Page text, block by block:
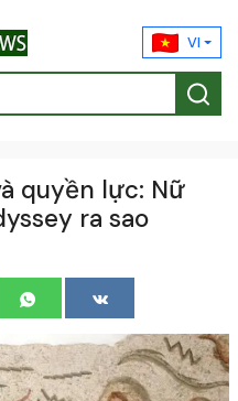
VI
quyền lực: Nữ
ra sao